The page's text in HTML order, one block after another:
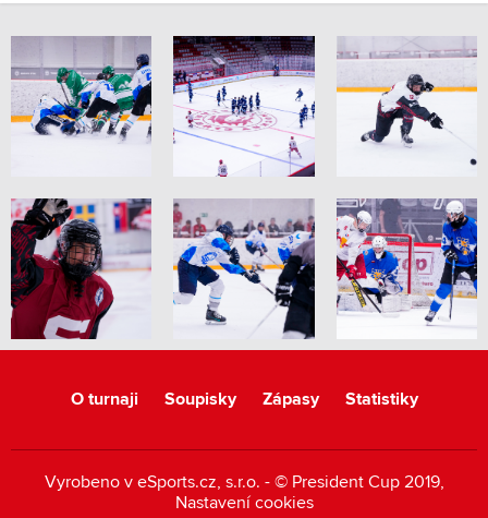
O turnaji Soupisky Zápasy Statistiky
Vyrobeno v eSports.cz, s.r.o. - © President Cup 2019,
Nastavení cookies